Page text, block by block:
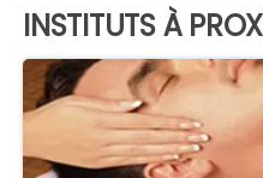
INSTITUTS À